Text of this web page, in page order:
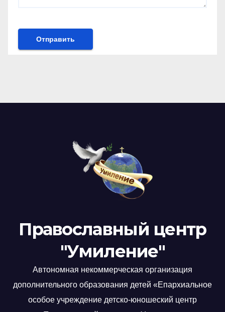
Православный центр
"Умиление"
Автономная некоммерческая организация
дополнительного образования детей «Епархиальное
особое учреждение детско-юношеский центр